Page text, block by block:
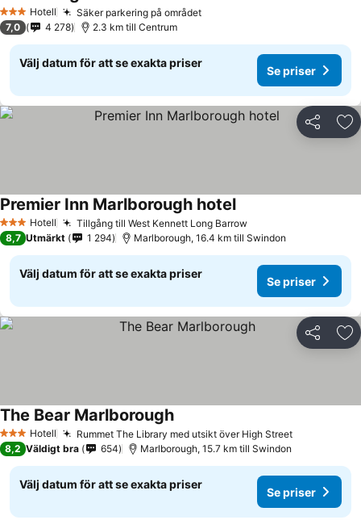
3 StjärnorHotell Säker parkering på områdetSe priser
7,0 4 278 2.3 km till Centrum
Välj datum för att se exakta priser
Se priser
Dela
3 StjärnorHotell Tillgång till West Kennett Long BarrowSe priser
Premier Inn Marlborough hotelSe priser
8,7 Utmärkt 1 294 Marlborough, 16.4 km till Swindon
Välj datum för att se exakta priser
Se priser
Dela
3 StjärnorHotell Rummet The Library med utsikt över High StreetSe priser
The Bear MarlboroughSe priser
8,2 Väldigt bra 654 Marlborough, 15.7 km till Swindon
Välj datum för att se exakta priser
Se priser